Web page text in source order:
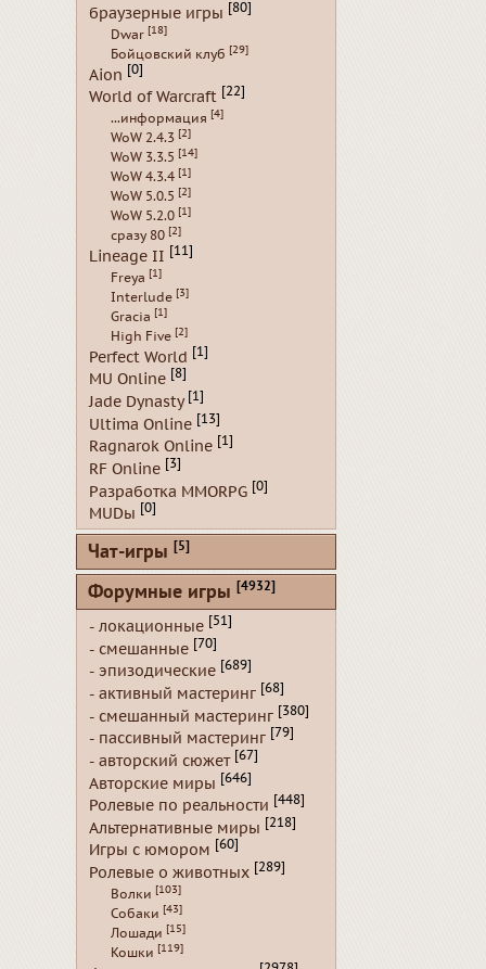
браузерные игры [80]
Dwar [18]
Бойцовский клуб [29]
Aion [0]
World of Warcraft [22]
...информация [4]
WoW 2.4.3 [2]
WoW 3.3.5 [14]
WoW 4.3.4 [1]
WoW 5.0.5 [2]
WoW 5.2.0 [1]
сразу 80 [2]
Lineage II [11]
Freya [1]
Interlude [3]
Gracia [1]
High Five [2]
Perfect World [1]
MU Online [8]
Jade Dynasty [1]
Ultima Online [13]
Ragnarok Online [1]
RF Online [3]
Разработка MMORPG [0]
MUDы [0]
Чат-игры [5]
Форумные игры [4932]
- локационные [51]
- смешанные [70]
- эпизодические [689]
- активный мастеринг [68]
- смешанный мастеринг [380]
- пассивный мастеринг [79]
- авторский сюжет [67]
Авторские миры [646]
Ролевые по реальности [448]
Альтернативные миры [218]
Игры с юмором [60]
Ролевые о животных [289]
Волки [103]
Собаки [43]
Лошади [15]
Кошки [119]